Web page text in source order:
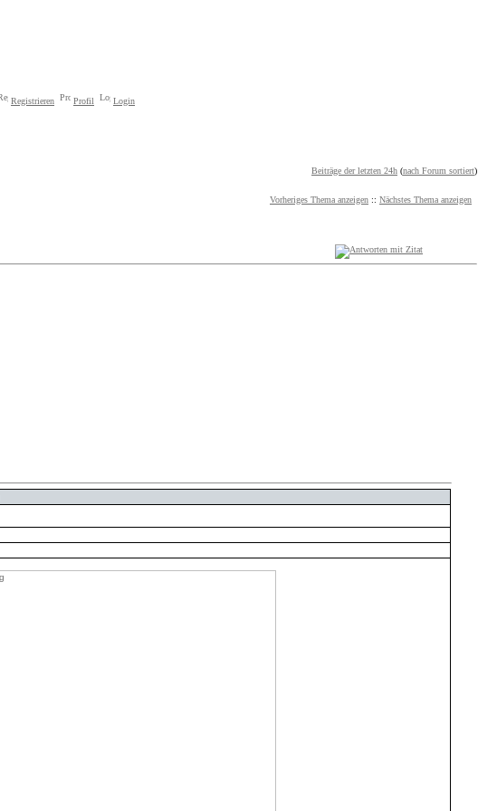
Registrieren Profil Login
Beiträge der letzten 24h (nach Forum sortiert)
Vorheriges Thema anzeigen :: Nächstes Thema anzeigen